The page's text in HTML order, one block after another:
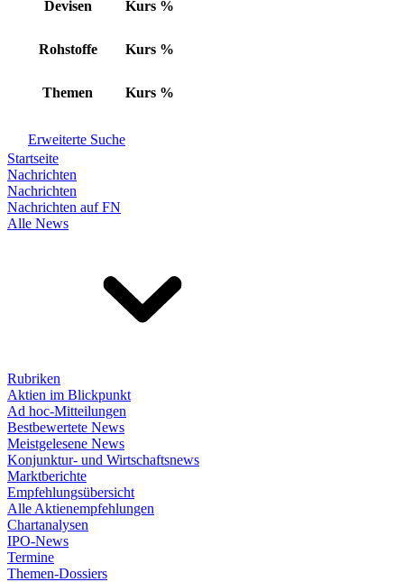
Devisen Kurs %
Rohstoffe Kurs %
Themen Kurs %
Erweiterte Suche
Startseite
Nachrichten
Nachrichten
Nachrichten auf FN
Alle News
Rubriken
Aktien im Blickpunkt
Ad hoc-Mitteilungen
Bestbewertete News
Meistgelesene News
Konjunktur- und Wirtschaftsnews
Marktberichte
Empfehlungsübersicht
Alle Aktienempfehlungen
Chartanalysen
IPO-News
Termine
Themen-Dossiers